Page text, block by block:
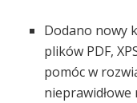
Dodano nowy
plików PDF,
pomóc w